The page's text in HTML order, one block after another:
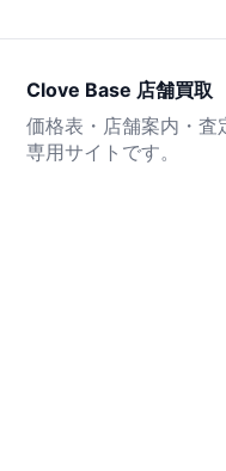
Clove Base 店舗買取
価格表・店舗案内・査
専用サイトです。